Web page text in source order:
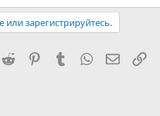
или зарегистрируйтесь.
Reddit PinterestTumblr WhatsApp